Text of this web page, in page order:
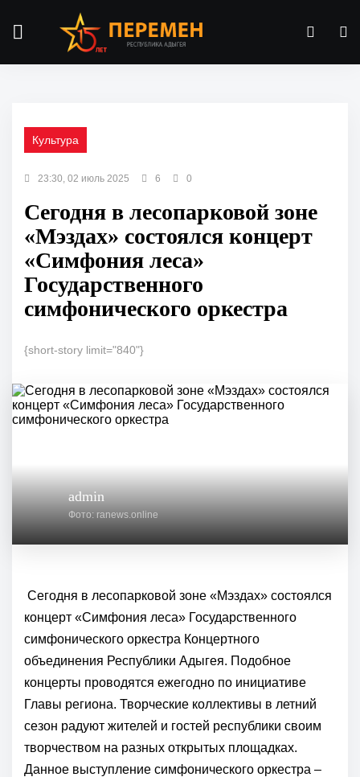
Культура
23:30, 02 июль 2025 6 0
Сегодня в лесопарковой зоне
«Мэздах» состоялся концерт
«Симфония леса»
Государственного
симфонического оркестра
{short-story limit="840"}
admin
Фото: ranews.online
Сегодня в лесопарковой зоне «Мэздах» состоялся
концерт «Симфония леса» Государственного
симфонического оркестра Концертного
объединения Республики Адыгея. Подобное
концерты проводятся ежегодно по инициативе
Главы региона. Творческие коллективы в летний
сезон радуют жителей и гостей республики своим
творчеством на разных открытых площадках.
Данное выступление симфонического оркестра –